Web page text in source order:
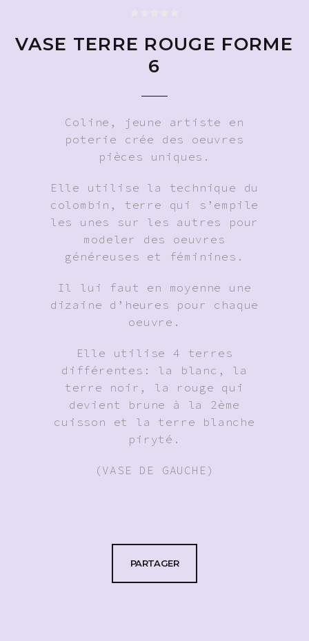
VASE TERRE ROUGE FORME
6
Coline, jeune artiste en
poterie crée des oeuvres
pièces uniques.
Elle utilise la technique du
colombin, terre qui s’empile
les unes sur les autres pour
modeler des oeuvres
généreuses et féminines.
Il lui faut en moyenne une
dizaine d’heures pour chaque
oeuvre.
Elle utilise 4 terres
différentes: la blanc, la
terre noir, la rouge qui
devient brune à la 2ème
cuisson et la terre blanche
piryté.
(VASE DE GAUCHE)
PARTAGER